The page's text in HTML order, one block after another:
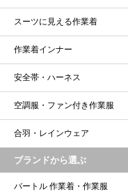
スーツに見える作業着
作業着インナー
安全帯・ハーネス
空調服・ファン付き作業服
合羽・レインウェア
ブランドから選ぶ
バートル 作業着・作業服